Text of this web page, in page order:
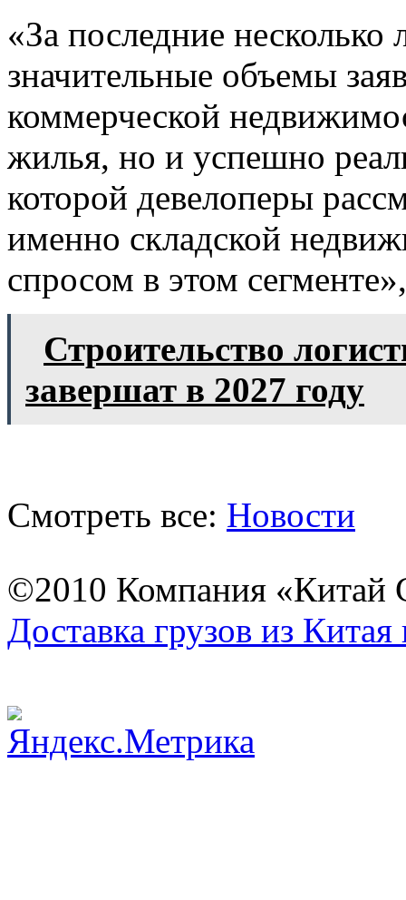
«За последние
значительные объемы
коммерческой
жилья, но и успешно
которой девелоперы
именно складской
спросом в этом
Строительство
завершат в 2027 году
Смотреть все: Новости
©2010 Компания «Китай
Доставка грузов из